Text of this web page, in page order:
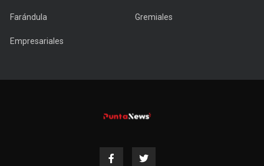
Farándula Gremiales
Empresariales